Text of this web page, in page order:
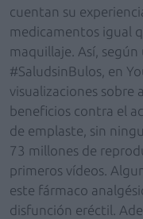
cuentan su
medicamentos igual
maquillaje. Así,
#SaludsinBulos, en
visualizaciones sobre
beneficios contra el
de emplaste, sin
73 millones de
primeros vídeos.
este fármaco
disfunción eréctil.